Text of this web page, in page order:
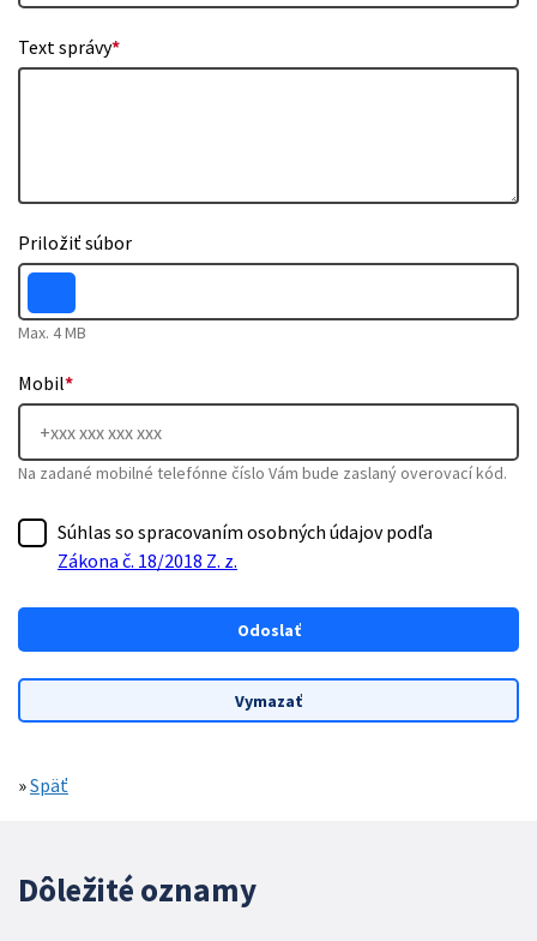
Text správy*
Priložiť súbor
Max. 4 MB
Mobil*
Na zadané mobilné telefónne číslo Vám bude zaslaný overovací kód.
Súhlas so spracovaním osobných údajov podľa
Zákona č. 18/2018 Z. z.
»Späť
Dôležité oznamy